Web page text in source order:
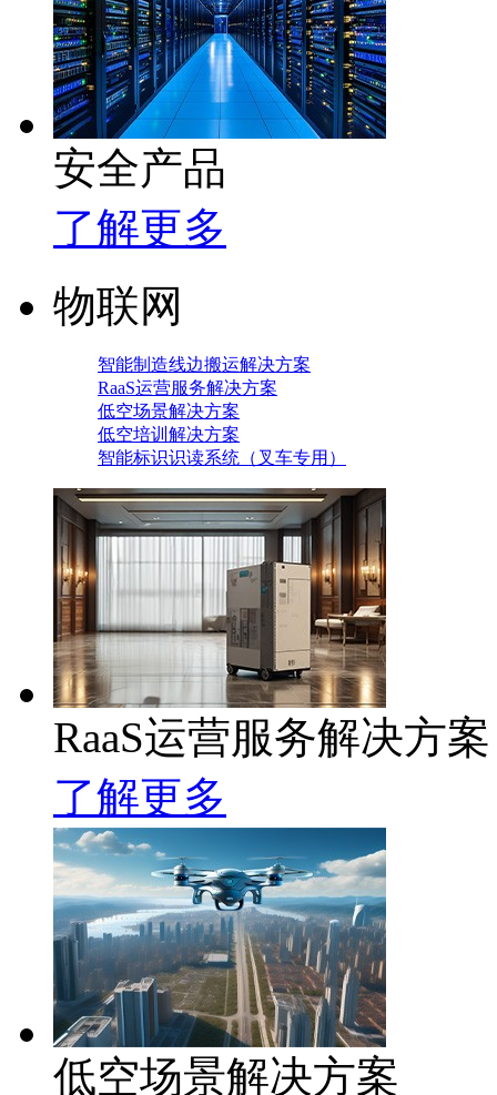
安全产品
了解更多
物联网
智能制造线边搬运解决方案
RaaS运营服务解决方案
低空场景解决方案
低空培训解决方案
智能标识识读系统（叉车专用）
RaaS运营服务解决方案
了解更多
低空场景解决方案